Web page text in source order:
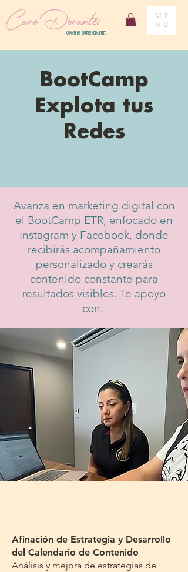
ME
NU
Caro Dorantes
COACH DE EMPRENDIMIENTO
BootCamp
Explota tus
Redes
Avanza en marketing digital con
el BootCamp ETR, enfocado en
Instagram y Facebook, donde
recibirás acompañamiento
personalizado y crearás
contenido constante para
resultados visibles. Te apoyo
con:
Afinación de Estrategia y Desarrollo
del Calendario de Contenido
Análisis y mejora de estrategias de